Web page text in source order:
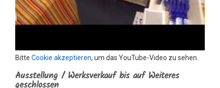
Bitte Cookie akzeptieren, um das YouTube-Video zu sehen.
Ausstellung / Werksverkauf bis auf Weiteres